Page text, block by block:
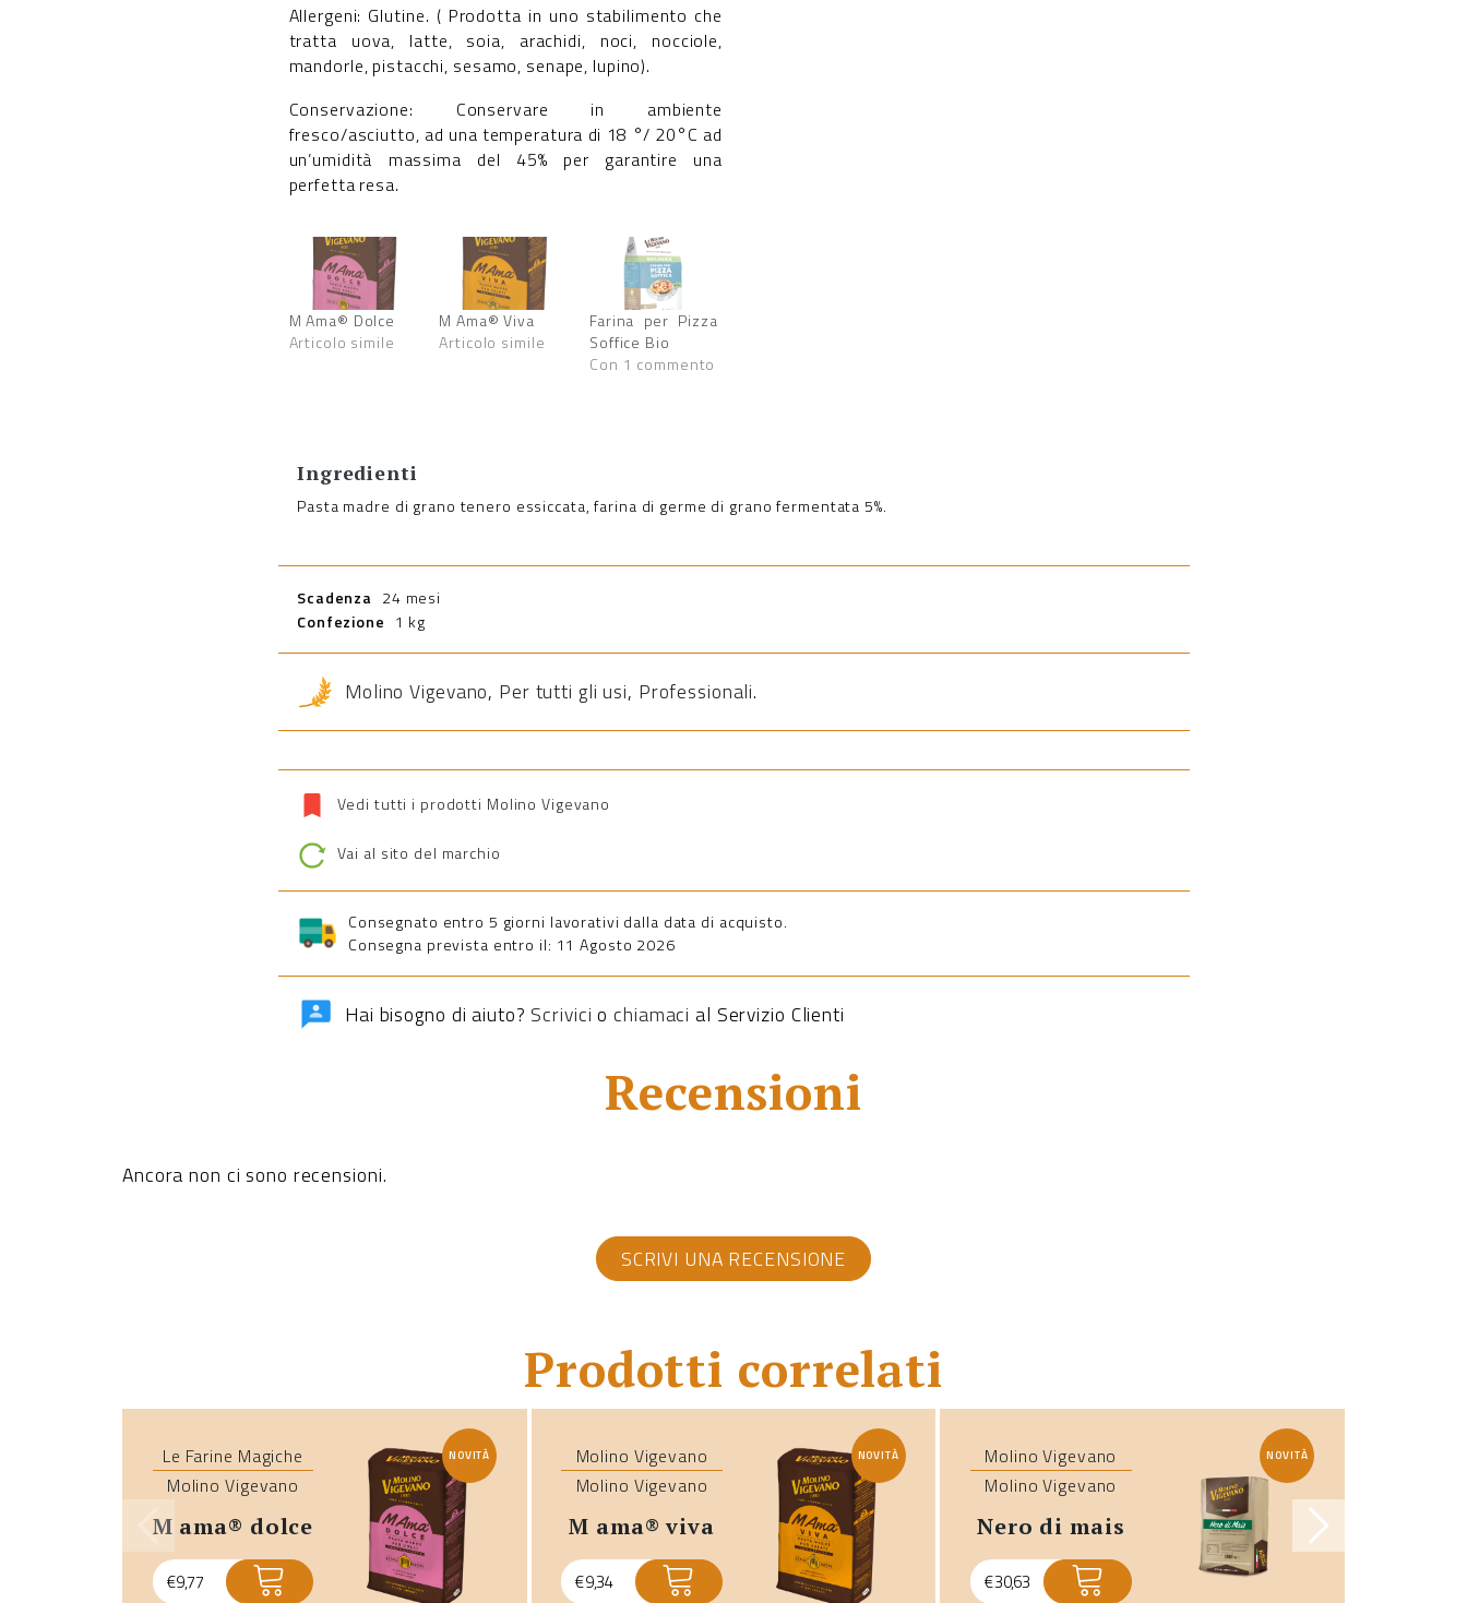
Allergeni: Glutine. ( Prodotta in uno stabilimento che
tratta uova, latte, soia, arachidi, noci, nocciole,
mandorle, pistacchi, sesamo, senape, lupino).
Conservazione: Conservare in ambiente
fresco/asciutto, ad una temperatura di 18 °/ 20°C ad
un’umidità massima del 45% per garantire una
perfetta resa.
M Ama® Dolce
Articolo simile
M Ama® Viva
Articolo simile
Farina per Pizza
Soffice Bio
Con 1 commento
Ingredienti
Pasta madre di grano tenero essiccata, farina di germe di grano fermentata 5%.
Scadenza 24 mesi
Confezione 1 kg
Molino Vigevano, Per tutti gli usi, Professionali.
Vedi tutti i prodotti Molino Vigevano
Vai al sito del marchio
Consegnato entro 5 giorni lavorativi dalla data di acquisto.
Consegna prevista entro il: 11 Agosto 2026
Hai bisogno di aiuto? Scrivici ochiamaci al Servizio Clienti
Recensioni
Ancora non ci sono recensioni.
SCRIVI UNA RECENSIONE
Prodotti correlati
Le Farine Magiche
Molino Vigevano
m ama® dolce
€9,77
NOVITÀ
Molino Vigevano
Molino Vigevano
m ama® viva
€9,34
NOVITÀ
Molino Vigevano
Molino Vigevano
nero di mais
€30,63
NOVITÀ